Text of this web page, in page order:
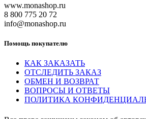
www.monashop.ru
8 800 775 20 72
info@monashop.ru
Помощь покупателю
КАК ЗАКАЗАТЬ
ОТСЛЕДИТЬ ЗАКАЗ
ОБМЕН И ВОЗВРАТ
ВОПРОСЫ И ОТВЕТЫ
ПОЛИТИКА